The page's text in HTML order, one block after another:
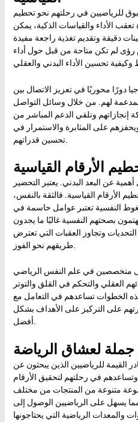
للرياضيين في رحلتهم نحو تحطيم
الأداء والقياسات الذكية، يمكن
دقيقة وتقديم تغذية راجعة مفيدة
رؤى لم تكن متاحة من قبل حول أداء
دورًا محوريًا في تعزيز الاتصال بين
لهم. من خلال وسائل التواصل
إنجازاتهم وتلقي الدعم المباشر من
على المثابرة والاستمرار في
تحسين قدراتهم.
الأرقام القياسية
عن البعد البدني. يعتبر التحضير
الأرقام القياسية. فالثقة بالنفس،
النفسية تعتبر عوامل حاسمة في
بصحتهم النفسية غالبًا ما يجدون
وتجاوز العقبات التي تعترض
طريقهم نحو الفوز.
متخصصين في علم النفس الرياضي
العقلي والتحكم في القلق والتوتر
الخطوات تساعدهم في التعامل مع
على التركيز على الأهداف بشكل
أفضل.
جملة لعشاق الرياضة
القيمة للرياضيين الذين يبحثون عن
في رحلتهم لتحقيق الأرقام
متنوعة من المنتجات من مختلف
مما يسهل على الرياضيين الوصول إلى